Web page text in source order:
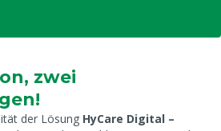
zwei
der Lösung HyCare Digital –